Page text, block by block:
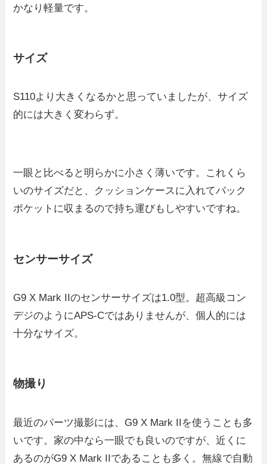
かなり軽量です。
サイズ
S110より大きくなるかと思っていましたが、サイズ
的には大きく変わらず。
一眼と比べると明らかに小さく薄いです。これくら
いのサイズだと、クッションケースに入れてバック
ポケットに収まるので持ち運びもしやすいですね。
センサーサイズ
G9 X Mark IIのセンサーサイズは1.0型。超高級コン
デジのようにAPS-Cではありませんが、個人的には
十分なサイズ。
物撮り
最近のパーツ撮影には、G9 X Mark IIを使うことも多
いです。家の中なら一眼でも良いのですが、近くに
あるのがG9 X Mark IIであることも多く。無線で自動